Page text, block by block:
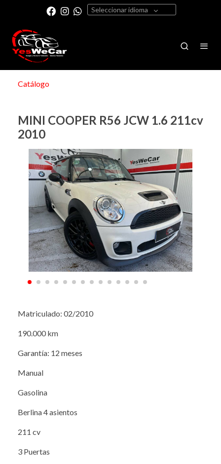
Seleccionar idioma
Catálogo
MINI COOPER R56 JCW 1.6 211cv
2010
Matriculado: 02/2010
190.000 km
Garantía: 12 meses
Manual
Gasolina
Berlina 4 asientos
211 cv
3 Puertas